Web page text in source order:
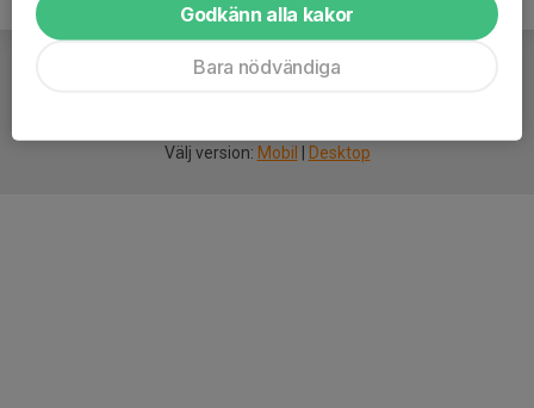
Välj version: Mobil Desktop
Godkänn alla kakor
Bara nödvändiga